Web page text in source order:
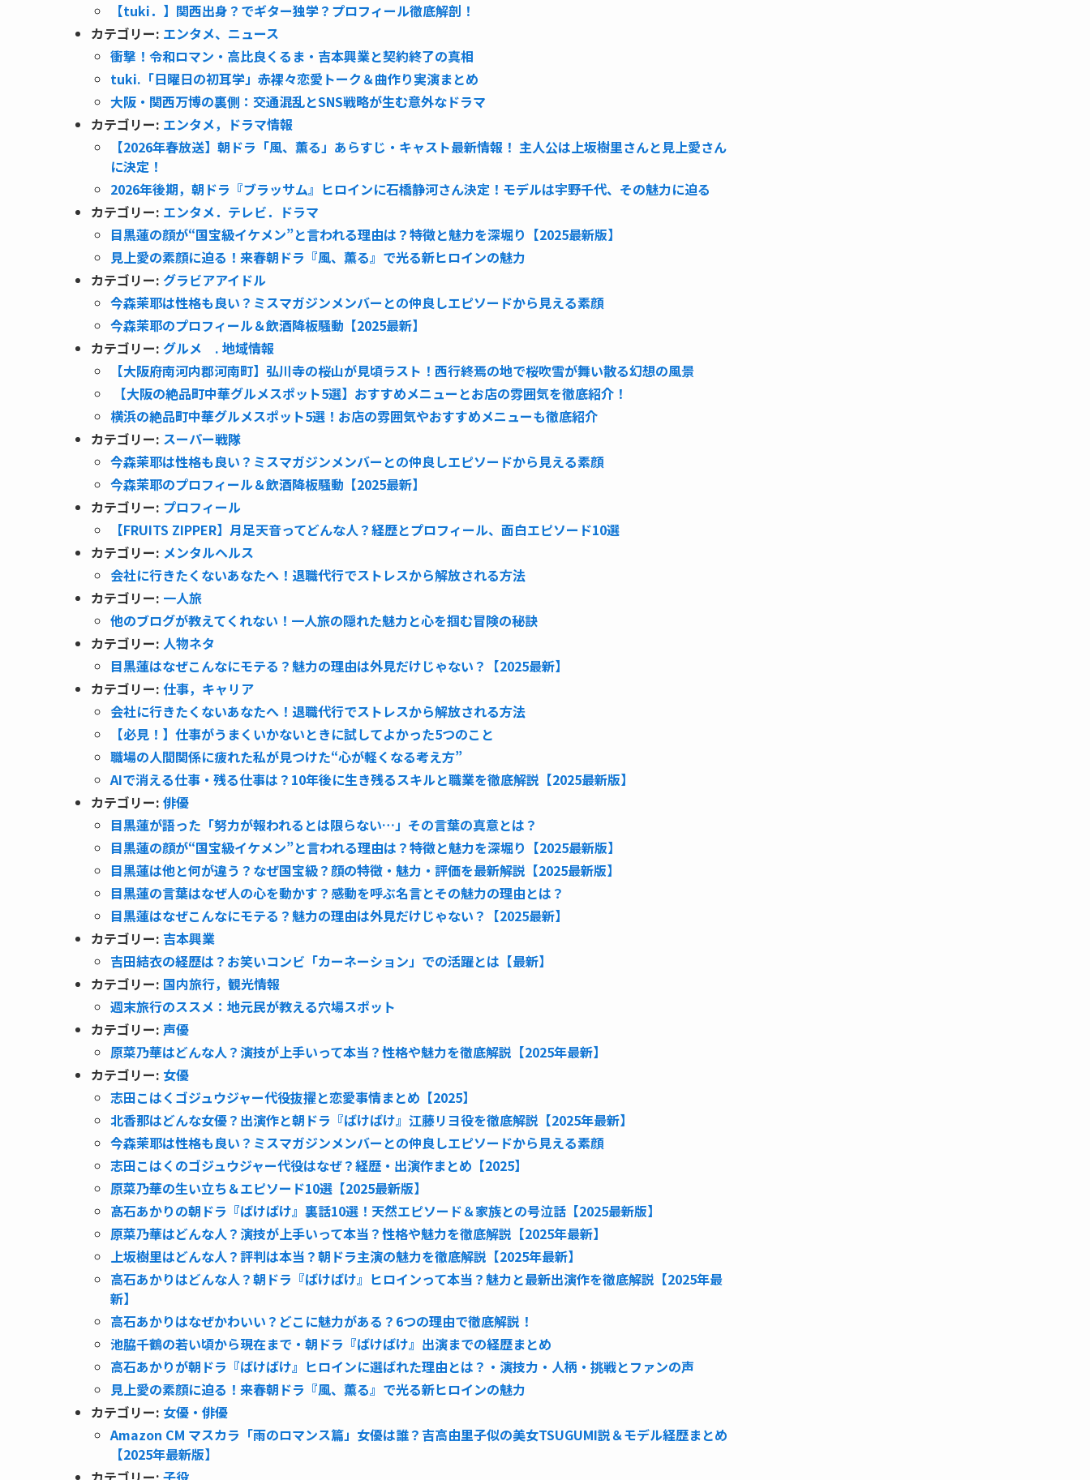
【tuki．】関西出身？でギター独学？プロフィール徹底解剖！
カテゴリー: エンタメ、ニュース
衝撃！令和ロマン・高比良くるま・吉本興業と契約終了の真相
tuki.「日曜日の初耳学」赤裸々恋愛トーク＆曲作り実演まとめ
大阪・関西万博の裏側：交通混乱とSNS戦略が生む意外なドラマ
カテゴリー: エンタメ，ドラマ情報
【2026年春放送】朝ドラ「風、薫る」あらすじ・キャスト最新情報！ 主人公は上坂樹里さんと見上愛さん
に決定！
2026年後期，朝ドラ『ブラッサム』ヒロインに石橋静河さん決定！モデルは宇野千代、その魅力に迫る
カテゴリー: エンタメ．テレビ．ドラマ
目黒蓮の顔が“国宝級イケメン”と言われる理由は？特徴と魅力を深堀り【2025最新版】
見上愛の素顔に迫る！来春朝ドラ『風、薫る』で光る新ヒロインの魅力
カテゴリー: グラビアアイドル
今森茉耶は性格も良い？ミスマガジンメンバーとの仲良しエピソードから見える素顔
今森茉耶のプロフィール＆飲酒降板騒動【2025最新】
カテゴリー: グルメ . 地域情報
【大阪府南河内郡河南町】弘川寺の桜山が見頃ラスト！西行終焉の地で桜吹雪が舞い散る幻想の風景
【大阪の絶品町中華グルメスポット5選】おすすめメニューとお店の雰囲気を徹底紹介！
横浜の絶品町中華グルメスポット5選！お店の雰囲気やおすすめメニューも徹底紹介
カテゴリー: スーパー戦隊
今森茉耶は性格も良い？ミスマガジンメンバーとの仲良しエピソードから見える素顔
今森茉耶のプロフィール＆飲酒降板騒動【2025最新】
カテゴリー: プロフィール
【FRUITS ZIPPER】月足天音ってどんな人？経歴とプロフィール、面白エピソード10選
カテゴリー: メンタルヘルス
会社に行きたくないあなたへ！退職代行でストレスから解放される方法
カテゴリー: 一人旅
他のブログが教えてくれない！一人旅の隠れた魅力と心を掴む冒険の秘訣
カテゴリー: 人物ネタ
目黒蓮はなぜこんなにモテる？魅力の理由は外見だけじゃない？【2025最新】
カテゴリー: 仕事，キャリア
会社に行きたくないあなたへ！退職代行でストレスから解放される方法
【必見！】仕事がうまくいかないときに試してよかった5つのこと
職場の人間関係に疲れた私が見つけた“心が軽くなる考え方”
AIで消える仕事・残る仕事は？10年後に生き残るスキルと職業を徹底解説【2025最新版】
カテゴリー: 俳優
目黒蓮が語った「努力が報われるとは限らない…」その言葉の真意とは？
目黒蓮の顔が“国宝級イケメン”と言われる理由は？特徴と魅力を深堀り【2025最新版】
目黒蓮は他と何が違う？なぜ国宝級？顔の特徴・魅力・評価を最新解説【2025最新版】
目黒蓮の言葉はなぜ人の心を動かす？感動を呼ぶ名言とその魅力の理由とは？
目黒蓮はなぜこんなにモテる？魅力の理由は外見だけじゃない？【2025最新】
カテゴリー: 吉本興業
吉田結衣の経歴は？お笑いコンビ「カーネーション」での活躍とは【最新】
カテゴリー: 国内旅行，観光情報
週末旅行のススメ：地元民が教える穴場スポット
カテゴリー: 声優
原菜乃華はどんな人？演技が上手いって本当？性格や魅力を徹底解説【2025年最新】
カテゴリー: 女優
志田こはくゴジュウジャー代役抜擢と恋愛事情まとめ【2025】
北香那はどんな女優？出演作と朝ドラ『ばけばけ』江藤リヨ役を徹底解説【2025年最新】
今森茉耶は性格も良い？ミスマガジンメンバーとの仲良しエピソードから見える素顔
志田こはくのゴジュウジャー代役はなぜ？経歴・出演作まとめ【2025】
原菜乃華の生い立ち＆エピソード10選【2025最新版】
髙石あかりの朝ドラ『ばけばけ』裏話10選！天然エピソード＆家族との号泣話【2025最新版】
原菜乃華はどんな人？演技が上手いって本当？性格や魅力を徹底解説【2025年最新】
上坂樹里はどんな人？評判は本当？朝ドラ主演の魅力を徹底解説【2025年最新】
高石あかりはどんな人？朝ドラ『ばけばけ』ヒロインって本当？魅力と最新出演作を徹底解説【2025年最
新】
高石あかりはなぜかわいい？どこに魅力がある？6つの理由で徹底解説！
池脇千鶴の若い頃から現在まで・朝ドラ『ばけばけ』出演までの経歴まとめ
高石あかりが朝ドラ『ばけばけ』ヒロインに選ばれた理由とは？・演技力・人柄・挑戦とファンの声
見上愛の素顔に迫る！来春朝ドラ『風、薫る』で光る新ヒロインの魅力
カテゴリー: 女優・俳優
Amazon CM マスカラ「雨のロマンス篇」女優は誰？吉高由里子似の美女TSUGUMI説＆モデル経歴まとめ
【2025年最新版】